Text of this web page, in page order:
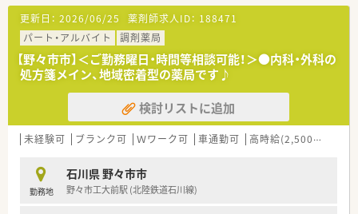
更新日： 2026/06/25 薬剤師求人ID： 188471
パート・アルバイト
調剤薬局
【野々市市】＜ご勤務曜日・時間等相談可能！＞●内科・外科の
処方箋メイン、地域密着型の薬局です♪
検討リストに追加
未経験可 ブランク可 Ｗワーク可 車通勤可 高時給(2,500円以上)
勤務地
石川県 野々市市
野々市工大前駅 (北陸鉄道石川線)